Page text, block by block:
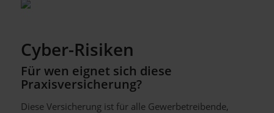
Cyber-Risiken
Für wen eignet sich diese
Praxisversicherung?
Diese Versicherung ist für alle Gewerbetreibende,